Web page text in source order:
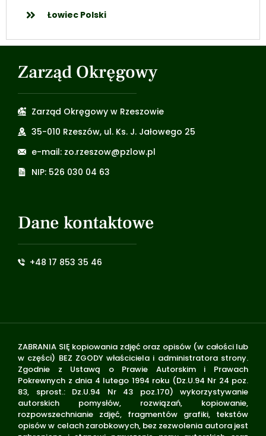
Łowiec Polski
Zarząd Okręgowy
Zarząd Okręgowy w Rzeszowie
35-010 Rzeszów, ul. Ks. J. Jałowego 25
e-mail: zo.rzeszow@pzlow.pl
NIP: 526 030 04 63
Dane kontaktowe
+48 17 853 35 46
ZABRANIA SIĘ kopiowania zdjęć oraz opisów (w całości lub
w części) BEZ ZGODY właściciela i administratora strony.
Zgodnie z Ustawą o Prawie Autorskim i Prawach
Pokrewnych z dnia 4 lutego 1994 roku (Dz.U.94 Nr 24 poz.
83, sprost.: Dz.U.94 Nr 43 poz.170) wykorzystywanie
autorskich pomysłów, rozwiązań, kopiowanie,
rozpowszechnianie zdjęć, fragmentów grafiki, tekstów
opisów w celach zarobkowych, bez zezwolenia autora jest